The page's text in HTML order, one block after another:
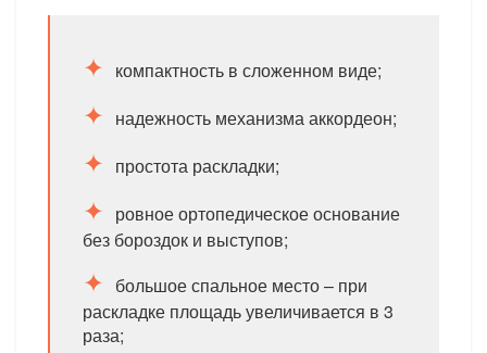
компактность в сложенном виде;
надежность механизма аккордеон;
простота раскладки;
ровное ортопедическое основание
без бороздок и выступов;
большое спальное место – при
раскладке площадь увеличивается в 3
раза;